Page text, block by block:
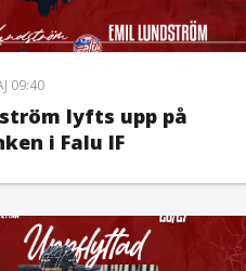
09:40
lyfts upp på
i Falu IF